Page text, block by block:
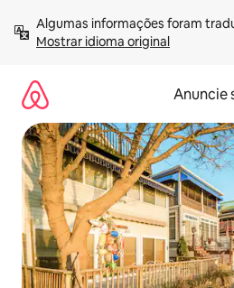
para
Mostrar idioma original
Anuncie